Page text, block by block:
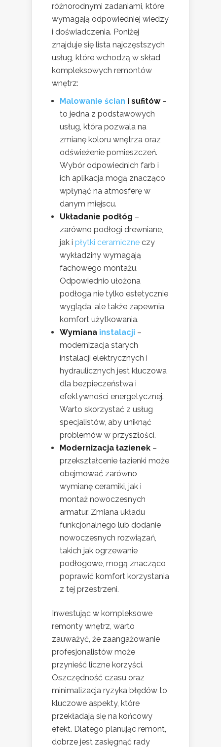
różnorodnymi zadaniami, które
wymagają odpowiedniej wiedzy
i doświadczenia. Poniżej
znajduje się lista najczęstszych
usług, które wchodzą w skład
kompleksowych remontów
wnętrz:
Malowanie ścian i sufitów–
to jedna z podstawowych
usług, która pozwala na
zmianę koloru wnętrza oraz
odświeżenie pomieszczeń.
Wybór odpowiednich farb i
ich aplikacja mogą znacząco
wpłynąć na atmosferę w
danym miejscu.
Układanie podłóg –
zarówno podłogi drewniane,
jak i płytki ceramiczne czy
wykładziny wymagają
fachowego montażu.
Odpowiednio ułożona
podłoga nie tylko estetycznie
wygląda, ale także zapewnia
komfort użytkowania.
Wymiana instalacji –
modernizacja starych
instalacji elektrycznych i
hydraulicznych jest kluczowa
dla bezpieczeństwa i
efektywności energetycznej.
Warto skorzystać z usług
specjalistów, aby uniknąć
problemów w przyszłości.
Modernizacja łazienek –
przekształcenie łazienki może
obejmować zarówno
wymianę ceramiki, jak i
montaż nowoczesnych
armatur. Zmiana układu
funkcjonalnego lub dodanie
nowoczesnych rozwiązań,
takich jak ogrzewanie
podłogowe, mogą znacząco
poprawić komfort korzystania
z tej przestrzeni.
Inwestując w kompleksowe
remonty wnętrz, warto
zauważyć, że zaangażowanie
profesjonalistów może
przynieść liczne korzyści.
Oszczędność czasu oraz
minimalizacja ryzyka błędów to
kluczowe aspekty, które
przekładają się na końcowy
efekt. Dlatego planując remont,
dobrze jest zasięgnąć rady